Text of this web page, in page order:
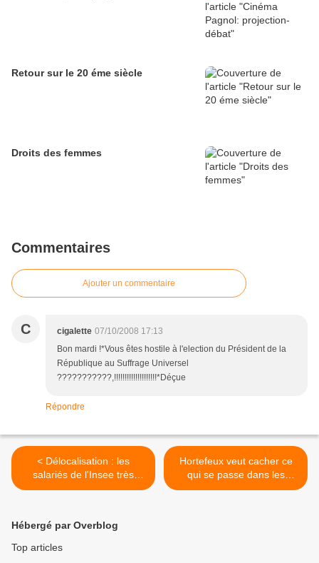
Retour sur le 20 éme siècle
Droits des femmes
Commentaires
Ajouter un commentaire
C cigalette 07/10/2008 17:13
Bon mardi !*Vous êtes hostile à l'election du Président de la
République au Suffrage Universel
???????????,!!!!!!!!!!!!!!!!!!!!*Déçue
Répondre
< Délocalisation : les
salariés de l'Insee très
mobilisés!
Hortefeux veut cacher ce
qui se passe dans les
centres de rétention >
Hébergé par Overblog
Top articles